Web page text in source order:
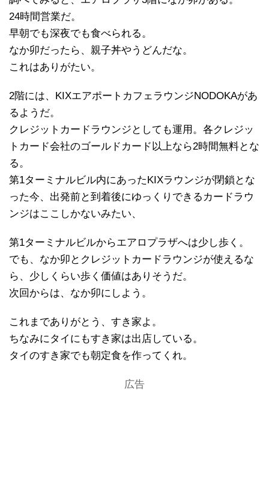
24時間営業だ。
早朝でも深夜でも食べられる。
なか卯だったら、親子丼やうどんだな。
これはありがたい。
2階には、KIXエアポートカフェラウンジNODOKAがあ
るようだ。
クレジットカードラウンジとしても運用。各クレジッ
トカード会社のゴールドカード以上なら2時間無料とな
る。
第1ターミナルビル内にあったKIXラウンジが閉鎖とな
った今、出発前と到着後にゆっくりできるカードラウ
ンジはここしかないみたい、
第1ターミナルビルからエアロプラザへは少し歩く。
でも、なか卯とクレジットカードラウンジが使えるな
ら、少しくらい歩く価値はありそうだ。
次回からは、なか卯にしよう。
これまでありがとう、すき家よ。
ちなみにタイにもすき家は出店している。
タイのすき家でも朝定食を作ってくれ。
広告